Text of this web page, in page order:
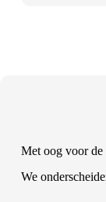
Met oog voor de
We